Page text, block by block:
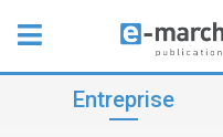
Entreprise